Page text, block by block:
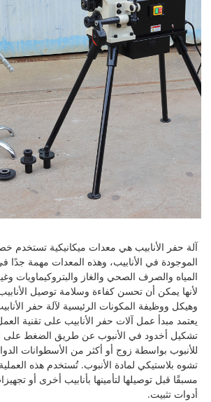
آلة حفر الأنابيب هي معدات ميكانيكية تستخدم
الموجودة في الأنابيب، وهذه المعدات مهمة جدًا
المياه والصرف الصحي والغاز والبتروكيماويات
لأنها يمكن أن تحسن كفاءة وسلامة توصيل
وهيكل ووظيفة المكونات الرئيسية لآلة حفر
يعتمد مبدأ عمل آلات حفر الأنابيب على تقنية
تشكيل أخدود في الأنبوب عن طريق الضغط على
للأنبوب بواسطة زوج أو أكثر من الأسطوانات
تشوه بلاستيكي لمادة الأنبوب. تُستخدم هذه العملية
مسبقًا قبل توصيلها لتأمينها بأنابيب أخرى أو
أدوات تثبيت.